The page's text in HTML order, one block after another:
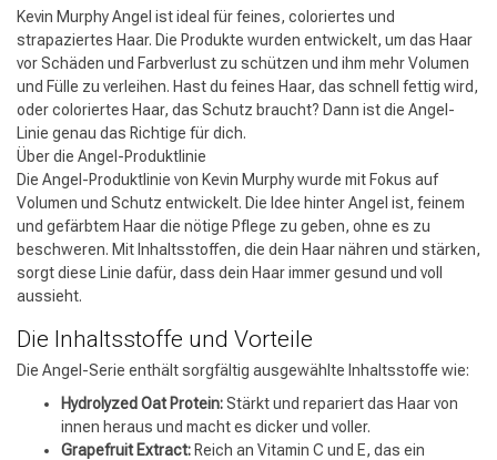
Kevin Murphy Angel ist ideal für feines, coloriertes und
strapaziertes Haar. Die Produkte wurden entwickelt, um das Haar
vor Schäden und Farbverlust zu schützen und ihm mehr Volumen
und Fülle zu verleihen. Hast du feines Haar, das schnell fettig wird,
oder coloriertes Haar, das Schutz braucht? Dann ist die Angel-
Linie genau das Richtige für dich.
Über die Angel-Produktlinie
Die Angel-Produktlinie von Kevin Murphy wurde mit Fokus auf
Volumen und Schutz entwickelt. Die Idee hinter Angel ist, feinem
und gefärbtem Haar die nötige Pflege zu geben, ohne es zu
beschweren. Mit Inhaltsstoffen, die dein Haar nähren und stärken,
sorgt diese Linie dafür, dass dein Haar immer gesund und voll
aussieht.
Die Inhaltsstoffe und Vorteile
Die Angel-Serie enthält sorgfältig ausgewählte Inhaltsstoffe wie:
Hydrolyzed Oat Protein:Stärkt und repariert das Haar von
innen heraus und macht es dicker und voller.
Grapefruit Extract: Reich an Vitamin C und E, das ein